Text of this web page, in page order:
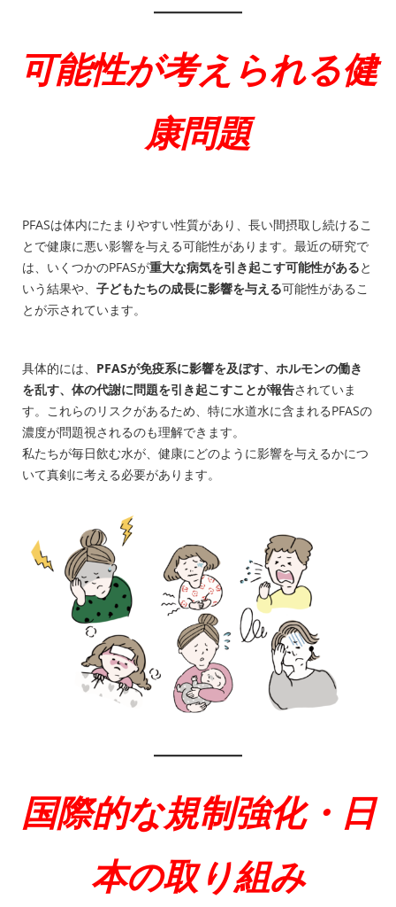
可能性が考えられる健
康問題
PFASは体内にたまりやすい性質があり、長い間摂取し続けるこ
とで健康に悪い影響を与える可能性があります。最近の研究で
は、いくつかのPFASが重大な病気を引き起こす可能性があると
いう結果や、 子どもたちの成長に影響を与える可能性があるこ
とが示されています。
具体的には、 PFASが免疫系に影響を及ぼす、ホルモンの働き
を乱す、体の代謝に問題を引き起こすことが報告されていま
す。これらのリスクがあるため、特に水道水に含まれるPFASの
濃度が問題視されるのも理解できます。
私たちが毎日飲む水が、健康にどのように影響を与えるかにつ
いて真剣に考える必要があります。
国際的な規制強化・日
本の取り組み